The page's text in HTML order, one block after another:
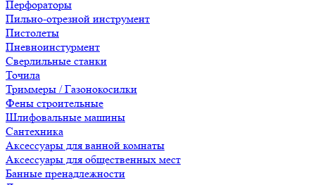
Перфораторы
Пильно-отрезной инструмент
Пистолеты
Пневноинстурмент
Сверлильные станки
Точила
Триммеры / Газонокосилки
Фены строительные
Шлифовальные машины
Сантехника
Аксессуары для ванной комнаты
Аксессуары для общественных мест
Банные пренадлежности